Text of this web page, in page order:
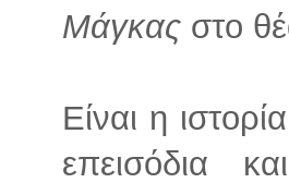
Μάγκας στο
Είναι η
επεισόδια